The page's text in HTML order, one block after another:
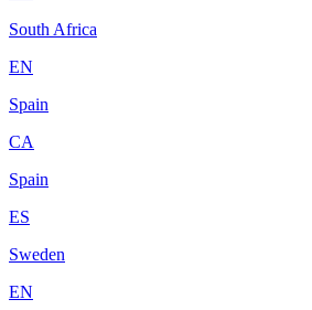
South Africa
EN
Spain
CA
Spain
ES
Sweden
EN